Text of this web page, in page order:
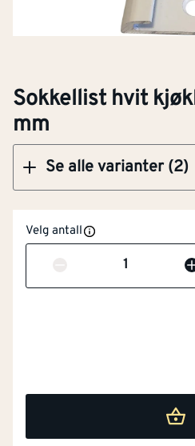
Sokkellist hvit
mm
Se alle varianter (2)
Klikk og hent
Velg antall
Antall